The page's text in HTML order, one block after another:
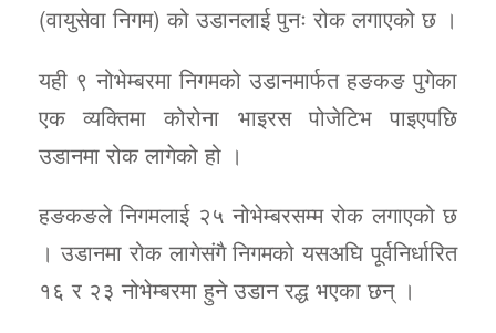
(वायुसेवा निगम) को उडानलाई पुनः रोक लगाएको छ ।
यही ९ नोभेम्बरमा निगमको उडानमार्फत हङकङ पुगेका
एक व्यक्तिमा कोरोना भाइरस पोजेटिभ पाइएपछि
उडानमा रोक लागेको हो ।
हङकङले निगमलाई २५ नोभेम्बरसम्म रोक लगाएको छ
। उडानमा रोक लागेसंगै निगमको यसअघि पूर्वनिर्धारित
१६ र २३ नोभेम्बरमा हुने उडान रद्ध भएका छन् ।